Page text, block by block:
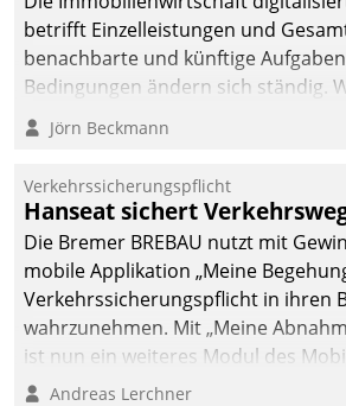
betrifft Einzelleistungen und
benachbarte und künftige
Bedingungen ändern sich ständig.
technisch die Kontrolle wahren und
fürs Wachsen öffnen?
Jörn Beckmann
Verkehrssicherungspflicht
Hanseat sichert
Die Bremer BREBAU nutzt mit
mobile Applikation „Meine
Verkehrssicherungspflicht in ihren
wahrzunehmen. Mit „Meine
ist nun ein weiteres Modul des
Einsatz.
Andreas Lerchner